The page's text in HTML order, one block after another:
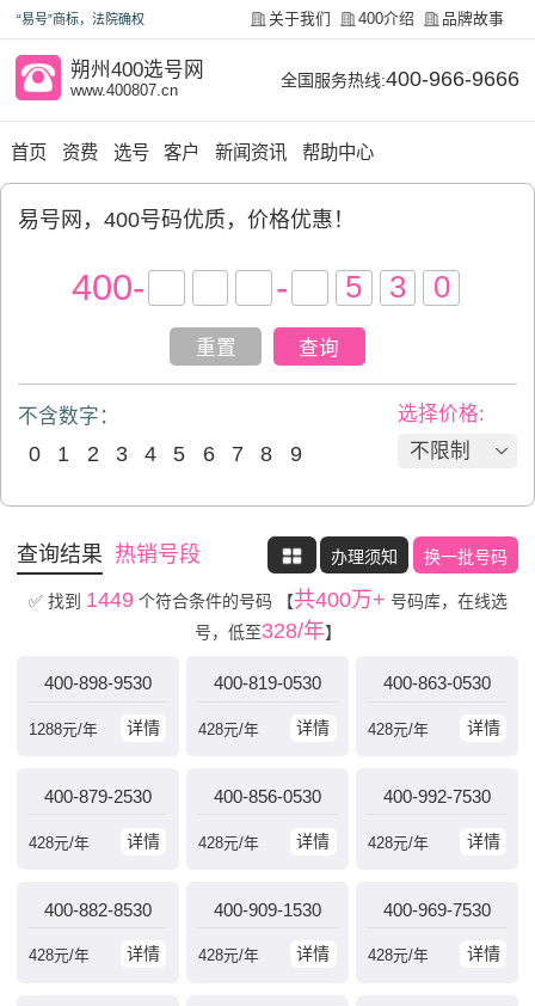
“易号”商标，法院确权 关于我们 400介绍 品牌故事
朔州400选号网
www.400807.cn
全国服务热线:400-966-9666
首页 资费 选号 客户 新闻资讯 帮助中心
易号网，400号码优质，价格优惠！
400- -
重置 查询
不含数字：
0 1 2 3 4 5 6 7 8 9
选择价格:
不限制
查询结果 热销号段 办理须知 换一批号码
✅ 找到 1449个符合条件的号码 【共400万+ 号码库，在线选
号，低至328/年】
400-898-9530
详情
1288元/年
400-819-0530
详情
428元/年
400-863-0530
详情
428元/年
400-879-2530
详情
428元/年
400-856-0530
详情
428元/年
400-992-7530
详情
428元/年
400-882-8530
详情
428元/年
400-909-1530
详情
428元/年
400-969-7530
详情
428元/年